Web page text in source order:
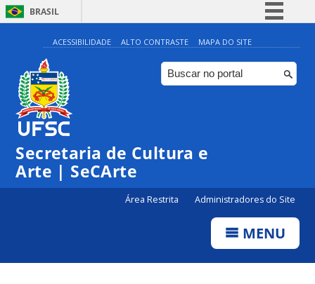
BRASIL
Simplifique!
Comunica BR
Participe
ACESSIBILIDADE ALTO CONTRASTE MAPA DO SITE
Secretaria de Cultura e
Arte | SeCArte
Área Restrita Administradores do Site
MENU